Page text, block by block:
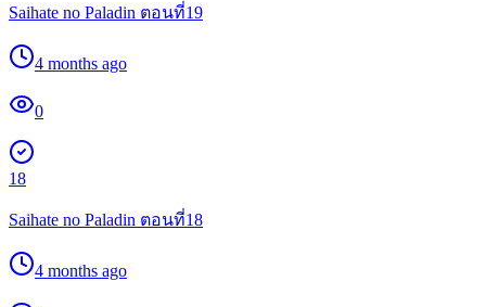
Saihate no Paladin ตอนที่19
4 months ago
0
18
Saihate no Paladin ตอนที่18
4 months ago